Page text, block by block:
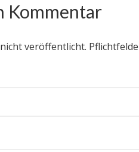
Kommentar
veröffentlicht.